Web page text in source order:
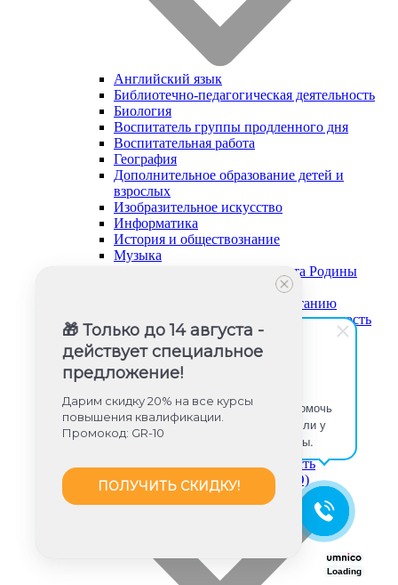
Здравствуйте! Готова помочь
вам. Напишите мне, если у
вас появятся вопросы.
Английский язык
Библиотечно-педагогическая деятельность
Биология
Воспитатель группы продленного дня
Воспитательная работа
География
Дополнительное образование детей и
взрослых
Изобразительное искусство
Информатика
История и обществознание
Музыка
Основы безопасности и защита Родины
Русский язык и литература
Советник директора по воспитанию
Социально-гуманитарная направленность
Социальный педагог
Техническая направленность
Труд (технология)
Туризм и краеведение
Тьюторское сопровождение
Физика
Физическое воспитание
Художественная направленность
Дошкольное образование (ФГОС ДО)
Loading
🎁 Только до 14 августа -
действует специальное
предложение!
Дарим скидку 20% на все курсы
повышения квалификации.
Промокод: GR-10
ПОЛУЧИТЬ СКИДКУ!